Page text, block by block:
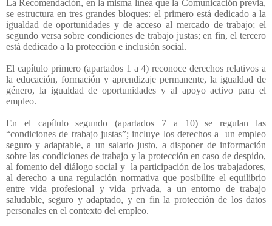
La Recomendación, en la misma línea que la Comunicación previa,
se estructura en tres grandes bloques: el primero está dedicado a la
igualdad de oportunidades y de acceso al mercado de trabajo; el
segundo versa sobre condiciones de trabajo justas; en fin, el tercero
está dedicado a la protección e inclusión social.
El capítulo primero (apartados 1 a 4) reconoce derechos relativos a
la educación, formación y aprendizaje permanente, la igualdad de
género, la igualdad de oportunidades y al apoyo activo para el
empleo.
En el capítulo segundo (apartados 7 a 10) se regulan las
“condiciones de trabajo justas”; incluye los derechos a
un empleo
seguro y adaptable, a un salario justo, a disponer de información
sobre las condiciones de trabajo y la protección en caso de despido,
al fomento del diálogo social y la participación de los trabajadores,
al derecho a una regulación normativa que posibilite el equilibrio
entre vida profesional y vida privada, a un entorno de trabajo
saludable, seguro y adaptado, y en fin la protección de los datos
personales en el contexto del empleo.